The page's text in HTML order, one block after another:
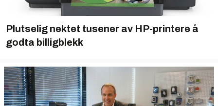
Plutselig nektet tusener av HP-printere å
godta billigblekk